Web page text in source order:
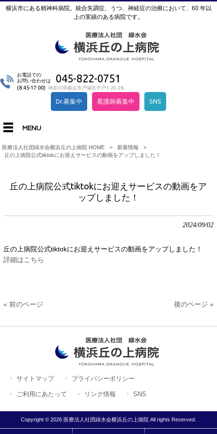
横浜市にある精神科病院。統合失調症、うつ、神経症の治療において、60 年以
上の実績のある病院です。
お電話での
お問い合わせは
045-822-0751
(8:45-17:00) 神奈川県横浜市戸塚区平戸1-20-28
Dr.募集中 看護師募集中 SNS
MENU
医療法人社団緑水会横浜丘の上病院 HOME > 新着情報
>
丘の上病院公式tiktokにお迎えサービスの動画をアップしました！
丘の上病院公式tiktokにお迎えサービスの動画をア
ップしました！
2024/09/02
丘の上病院公式tiktokにお迎えサービスの動画をアップしま した！
詳細はこちら
« 前のページ 後のページ »
サイトマップ プライバシーポリシー
ご利用にあたって リンク情報 SNS
Copyright © 2026 医療法人社団緑水会横浜丘の上病院 All rights Reserved.